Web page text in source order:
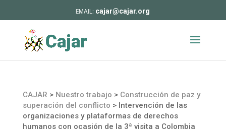
cajar@cajar.org
CAJAR > Nuestro trabajo > Construcción de paz y
superación del conflicto > Intervención de las
organizaciones y plataformas de derechos
humanos con ocasión de la 3ª visita a Colombia